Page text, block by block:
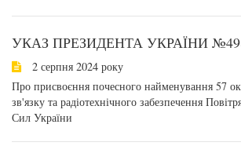
УКАЗ ПРЕЗИДЕНТА УКРАЇНИ
2 серпня 2024 року
Про присвоєння почесного найменування 57
зв'язку та радіотехнічного забезпечення
Сил України